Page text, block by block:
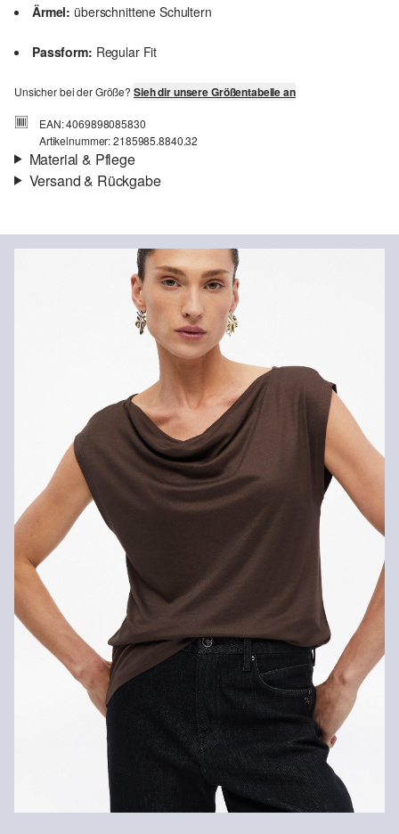
Ärmel: überschnittene Schultern
Passform: Regular Fit
Unsicher bei der Größe? Sieh dir unsere Größentabelle an
EAN: 4069898085830
Artikelnummer: 2185985.8840.32
Material & Pflege
Chlorbleiche nicht möglich
Nicht für den Trockner geeignet
Schonwaschgang 30°
Keine chemische Reinigung möglich
Mäßig heiß bügeln
Versand & Rückgabe
Standardlieferung einer Bestellung in Höhe von 3,95 € an. Fashion
Card Kunden profitieren von kostenfreier Standardlieferung ab
einem Mindestbestellwert in Höhe von 149,00 € (bei einem
geringeren Bestellwert betragen die Versandkosten für eine
Standardlieferung ebenfalls 3,95 €). Für VIP Kunden entfallen die
Die Rückgabegebühr beträgt 2,99 € für Gast und Fashion Card
Kunden. Für VIP Kunden entfällt die Rückgabegebühr. Die
Versandkosten für die Rücklieferung werden vom
Rückerstattungsbetrag abgezogen.
Rückgabefrist
Gastkunden können ihre Artikel innerhalb von 14 Tagen nach
Erhalt der Ware an uns zurückschicken. Fashion Card und VIP
Kunden haben nach Erhalt der Ware 30 Tage Zeit, um ihre Artikel
an uns zurückzusenden.
Weitere Informationen sind unserer „Hilfe & FAQ “ Seite zu
entnehmen.
Deine Retoure kannst du HIER online anmelden.